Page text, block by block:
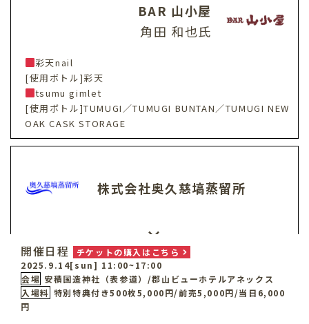
BAR 山小屋
角田 和也氏
彩天nail
[使用ボトル]彩天
tsumu gimlet
[使用ボトル]TUMUGI／TUMUGI BUNTAN／TUMUGI NEW
OAK CASK STORAGE
株式会社奥久慈塙蒸留所
×
Bar Avenir
斎藤 美敬氏
開催日程
チケットの購入はこちら
2025.9.14[sun] 11:00~17:00
会場 安積国造神社（表参道）/郡山ビューホテルアネックス
入場料 特別特典付き500枚5,000円/前売5,000円/当日6,000
円